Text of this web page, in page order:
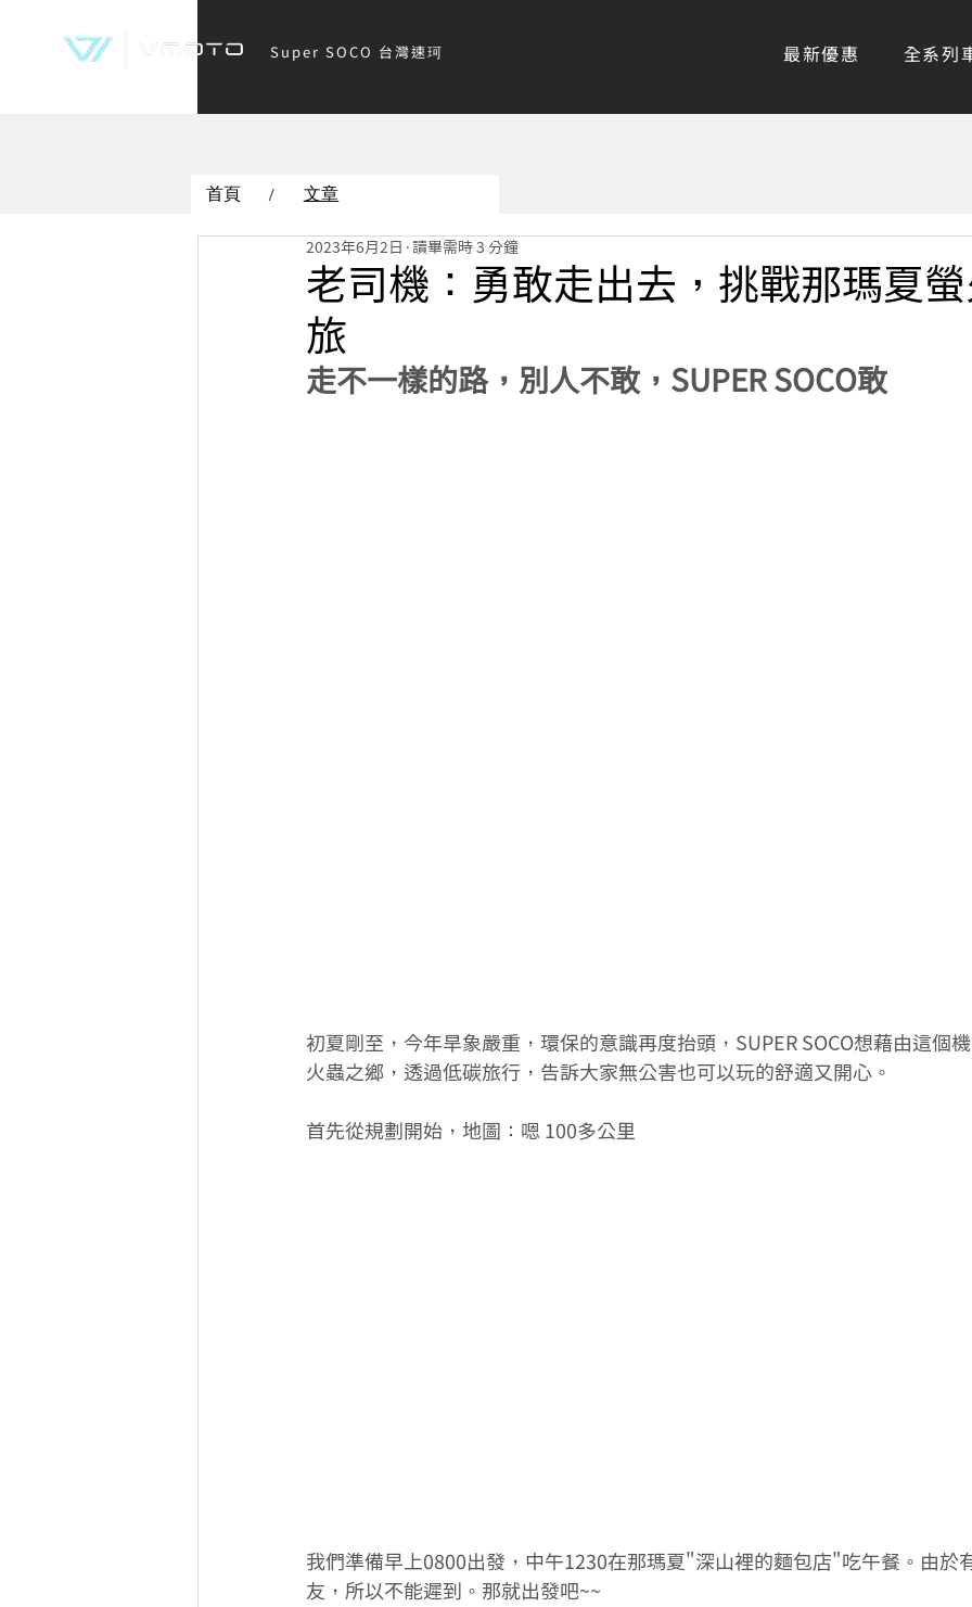
Super SOCO 台灣速珂 最新優惠 全系列
首頁 / 文章
老司機：勇敢走出去，挑戰那瑪夏
旅
2023年6月2日 讀畢需時 3 分鐘
走不一樣的路，別人不敢，SUPER SOCO敢
初夏剛至，今年旱象嚴重，環保的意識再度抬頭，SUPER SOCO想藉由這個
火蟲之鄉，透過低碳旅行，告訴大家無公害也可以玩的舒適又開心。
首先從規劃開始，地圖：嗯 100多公里
我們準備早上0800出發，中午1230在那瑪夏"深山裡的麵包店"吃午餐。由於
友，所以不能遲到。那就出發吧~~